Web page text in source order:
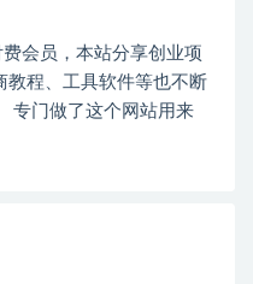
费会员，本站分享创业项
教程、工具软件等也不断
专门做了这个网站用来